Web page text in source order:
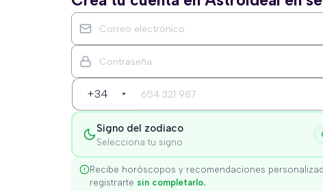
+34
Signo del zodiaco
Selecciona tu signo
Recibe horóscopos y recomendaciones
registrarte sin completarlo.